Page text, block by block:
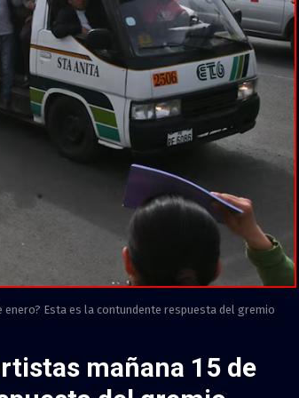
Esta es la contundente respuesta del gremio
mañana 15 de